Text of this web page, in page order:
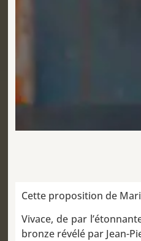
Cette proposition de
Vivace, de par
bronze révélé par Jean-